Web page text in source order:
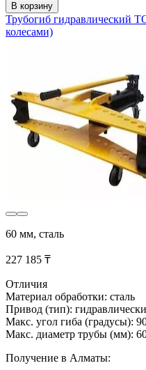
В корзину
Трубогиб гидравлический
колесами)
60 мм, сталь
227 185 ₸
Отличия
Материал обработки: сталь
Привод (тип):
Макс. угол гиба (градусы):
Макс. диаметр трубы (мм):
Получение в Алматы: